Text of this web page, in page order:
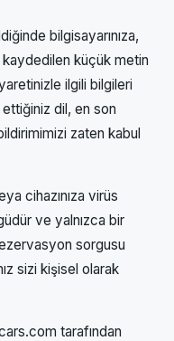
bilgisayarınıza,
kaydedilen küçük metin
ilgili bilgileri
ettiğiniz dil, en son
zaten kabul
cihazınıza virüs
ve yalnızca bir
sorgusu
sizi kişisel olarak
tarafından